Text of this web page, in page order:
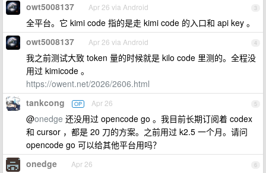
3
owt5008137 Apr 26 via Android
全平台。它 kimi code 指的是走 kimi code 的入口和 api key 。
4
owt5008137 Apr 26 via Android
我之前测试大致 token 量的时候就是 kilo code 里测的。全程没
用过 kimicode 。
https://owent.net/2026/2606.html
5
tankcong OP Apr 26
@onedge 还没用过 opencode go 。我目前长期订阅着 codex
和 cursor ，都是 20 刀的方案。之前用过 k2.5 一个月。请问
opencode go 可以给其他平台用吗？
6
onedge Apr 26